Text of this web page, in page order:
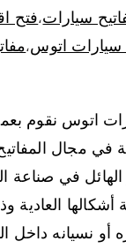
سيارات،فتح
سيارات اتوس،
اتوس نقوم
في مجال
الهائل في
أشكالها
أو نسيانه